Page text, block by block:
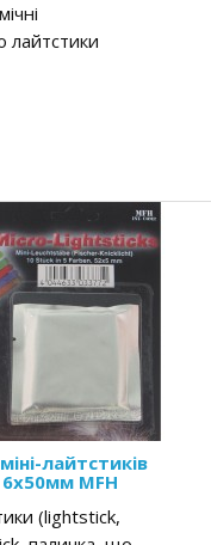
лайтстики
лайтстиків
MFH
(lightstick,